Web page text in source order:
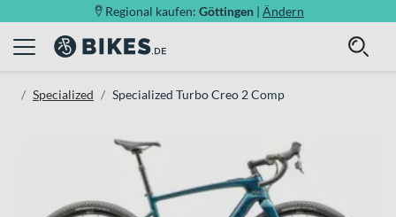
Regional kaufen: Göttingen | Ändern
Specialized Specialized Turbo Creo 2 Comp